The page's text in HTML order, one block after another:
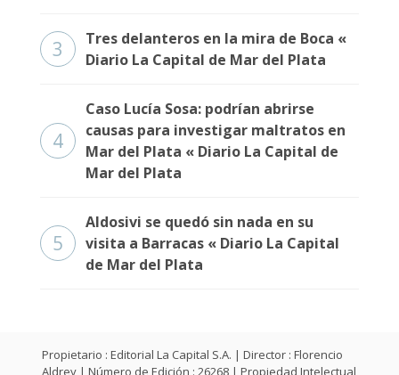
3
Tres delanteros en la mira de Boca «
Diario La Capital de Mar del Plata
4
Caso Lucía Sosa: podrían abrirse
causas para investigar maltratos en
Mar del Plata « Diario La Capital de
Mar del Plata
5
Aldosivi se quedó sin nada en su
visita a Barracas « Diario La Capital
de Mar del Plata
Propietario : Editorial La Capital S.A. | Director : Florencio
Aldrey | Número de Edición : 26268 | Propiedad Intelectual